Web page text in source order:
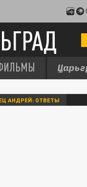
АНДРЕЙ: ОТВЕТЫ